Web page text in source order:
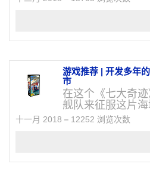
游戏推荐 | 开发多年
市
在这个《七大奇
舰队来征服这片海
十一月 2018 12252 浏览次数